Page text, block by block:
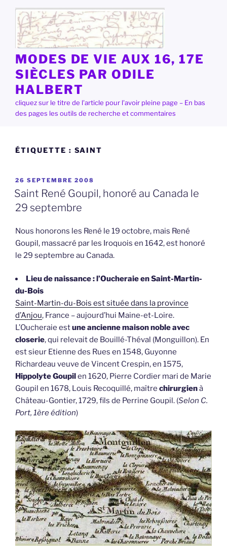
contenu
principal
MODES DE VIE AUX 16, 17E
SIÈCLES PAR ODILE
HALBERT
cliquez sur le titre de l'article pour l'avoir pleine page – En bas
des pages les outils de recherche et commentaires
ÉTIQUETTE : SAINT
PUBLIÉ
LE
26 SEPTEMBRE 2008
Saint René Goupil, honoré au Canada le
29 septembre
Nous honorons les René le 19 octobre, mais René
Goupil, massacré par les Iroquois en 1642, est honoré
le 29 septembre au Canada.
Lieu de naissance : l’Oucheraie en Saint-Martin-
du-Bois
Saint-Martin-du-Bois est située dans la province
d’Anjou, France – aujourd’hui Maine-et-Loire.
L’Oucheraie estune ancienne maison noble avec
closerie, qui relevait de Bouillé-Théval (Monguillon). En
est sieur Etienne des Rues en 1548, Guyonne
Richardeau veuve de Vincent Crespin, en 1575,
Hippolyte Goupilen 1620, Pierre Cordier mari de Marie
Goupil en 1678, Louis Recoquillé, maître chirurgienà
Château-Gontier, 1729, fils de Perrine Goupil. (Selon C.
Port, 1ère édition)